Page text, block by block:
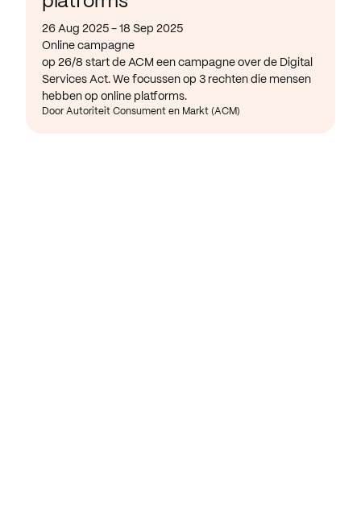
26 Aug 2025 - 18 Sep 2025
Online campagne
op 26/8 start de ACM een campagne over de Digital
Services Act. We focussen op 3 rechten die mensen
hebben op online platforms.
Door Autoriteit Consument en Markt (ACM)